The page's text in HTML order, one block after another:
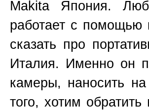
Makita Япония.
работает с
сказать про
Италия. Именно он
камеры, наносить
того, хотим